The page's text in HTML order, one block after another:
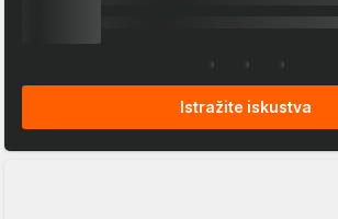
Istražite iskustva